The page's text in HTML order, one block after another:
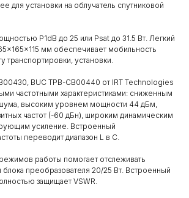
для установки на облучатель спутниковой
P1dB до 25 или Psat до 31.5 Вт. Легкий
мм обеспечивает мобильность
транспортировки, установки.
BUC TPB-CB00440 от IRT Technologies
частотными характеристиками: сниженным
высоким уровнем мощности 44 дБм,
частот (-60 дБн), широким динамическим
усиление. Встроенный
переводит диапазон L в С.
работы помогает отслеживать
преобразователя 20/25 Вт. Встроенный
защищает VSWR.